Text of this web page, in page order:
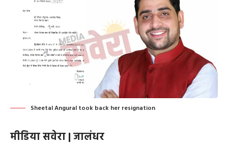
Sheetal Angural took back her resignation
मीडिया सवेरा | जालंधर